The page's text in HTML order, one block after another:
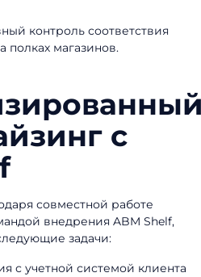
контроль соответствия
магазинов.
с
совместной работе
внедрения ABM Shelf,
задачи:
с учетной системой клиента